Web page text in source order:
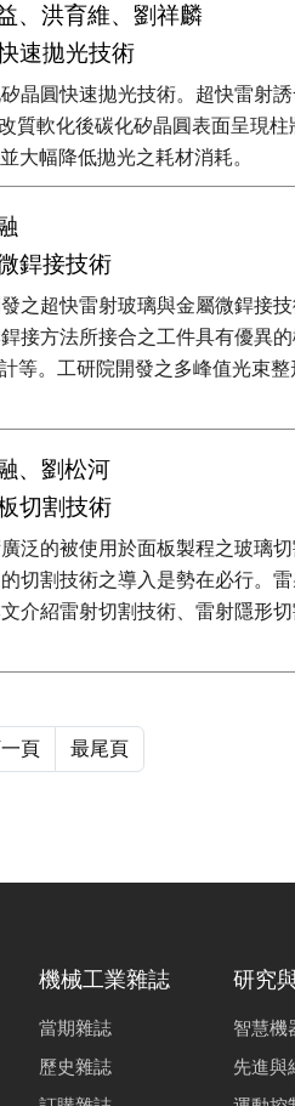
、洪育維、劉祥麟
速拋光技術
晶圓快速拋光技術。超快雷射
改質軟化後碳化矽晶圓表面呈現
大幅降低拋光之耗材消耗。
銲接技術
之超快雷射玻璃與金屬微銲接
接方法所接合之工件具有優異
等。工研院開發之多峰值光束
、劉松河
切割技術
泛的被使用於面板製程之玻璃
切割技術之導入是勢在必行。
介紹雷射切割技術、雷射隱形
頁 最尾頁
機械工業雜誌
當期雜誌
歷史雜誌
研究
智慧機
先進與